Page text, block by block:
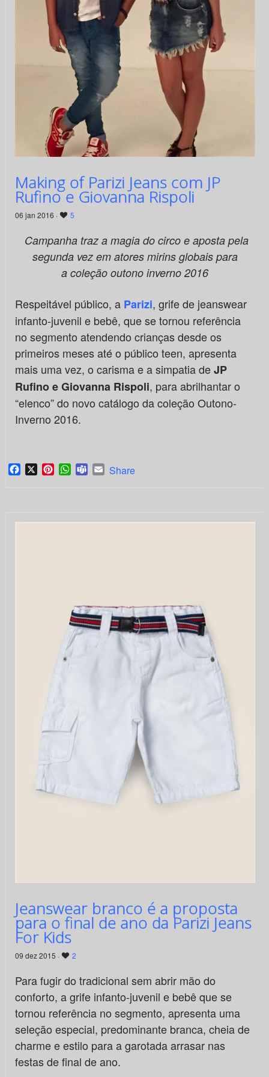
Making of Parizi Jeans com JP
Rufino e Giovanna Rispoli
06 jan 2016 · 5
Campanha traz a magia do circo e aposta pela
segunda vez em atores mirins globais para
acoleção outono inverno 2016
Respeitável público, a Parizi, grife de jeanswear
infanto-juvenil e bebê, que se tornou referência
no segmento atendendo crianças desde os
primeiros meses até o público teen, apresenta
mais uma vez, o carisma e a simpatia deJP
Rufino e Giovanna Rispoli, para abrilhantar o
“elenco” do novo catálogo da coleção Outono-
Inverno 2016.
Facebook
X PinterestWhatsApp
TeamsEmail
Share
Jeanswear branco é a proposta
para o final de ano da Parizi Jeans
For Kids
09 dez 2015 · 2
Para fugir do tradicional sem abrir mão do
conforto, a grife infanto-juvenil e bebê que se
tornou referência no segmento, apresenta uma
seleção especial, predominante branca, cheia de
charme e estilo para a garotada arrasar nas
festas de final de ano.